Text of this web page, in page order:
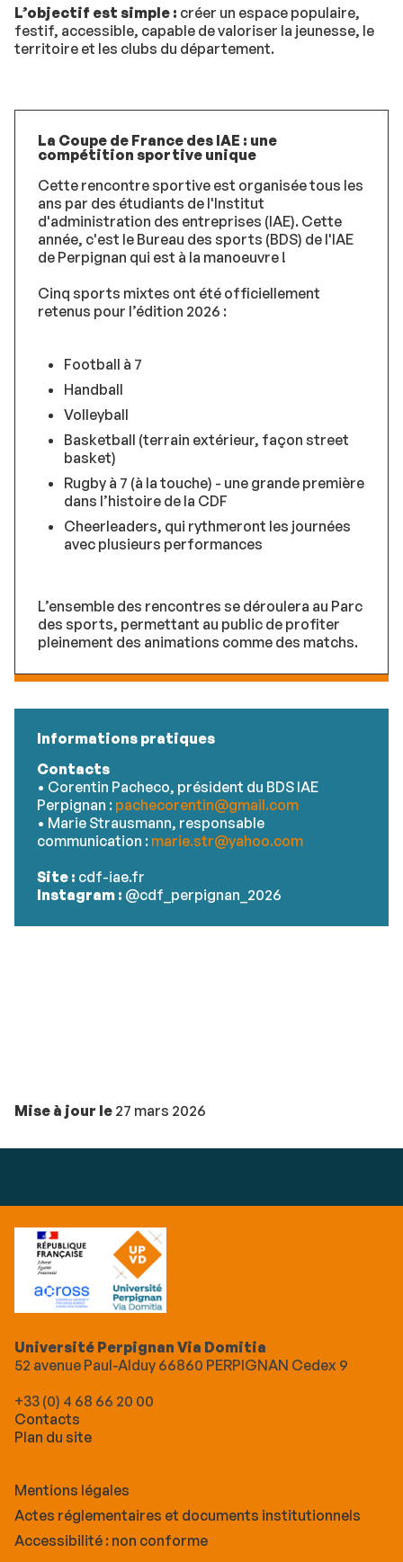
L’objectif est simple : créer un espace populaire,
festif, accessible, capable de valoriser la jeunesse, le
territoire et les clubs du département.
La Coupe de France des IAE : une
compétition sportive unique
Cette rencontre sportive est organisée tous les
ans par des étudiants de l'Institut
d'administration des entreprises (IAE). Cette
année, c'est le Bureau des sports (BDS) de l'IAE
de Perpignan qui est à la manoeuvre !
Cinq sports mixtes ont été officiellement
retenus pour l’édition 2026 :
Football à 7
Handball
Volleyball
Basketball (terrain extérieur, façon street
basket)
Rugby à 7 (à la touche) - une grande première
dans l’histoire de la CDF
Cheerleaders, qui rythmeront les journées
avec plusieurs performances
L’ensemble des rencontres se déroulera au Parc
des sports, permettant au public de profiter
pleinement des animations comme des matchs.
Informations pratiques
Contacts
• Corentin Pacheco, président du BDS IAE
Perpignan : pachecorentin@gmail.com
• Marie Strausmann, responsable
communication : marie.str@yahoo.com
Site : cdf-iae.fr
Instagram : @cdf_perpignan_2026
Mise à jour le 27 mars 2026
Université Perpignan Via Domitia
52 avenue Paul-Alduy 66860 PERPIGNAN Cedex 9
+33 (0) 4 68 66 20 00
Contacts
Plan du site
Mentions légales
Actes réglementaires et documents institutionnels
Accessibilité : non conforme